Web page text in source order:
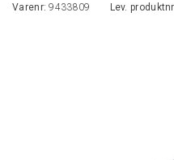
Varenr:9433809 Lev.